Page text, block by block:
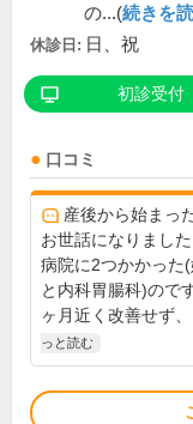
の...(続きを
休診日: 日、祝
初診受付
口コミ
産後から始まっ
お世話になりまし
病院に2つかかった
と内科胃腸科)ので
ヶ月近く改善せず、
っと読む